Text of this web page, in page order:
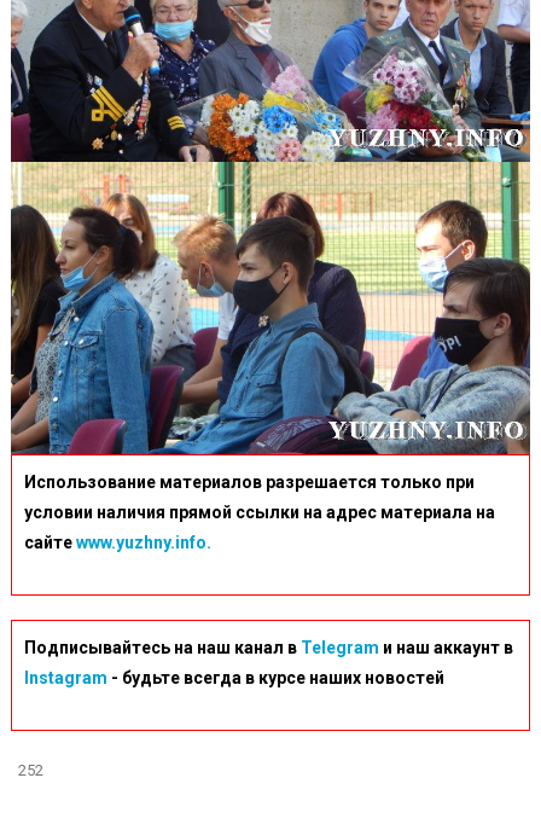
Использование материалов разрешается только при
условии наличия прямой ссылки на адрес материала на
сайтеwww.yuzhny.info.
Подписывайтесь на наш канал в Telegram и наш аккаунт в
Instagram - будьте всегда в курсе наших новостей
252